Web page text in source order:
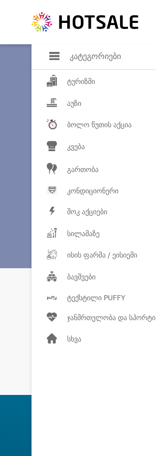
კატეგორიები
ტურიზმი
აუზი
ბოლო წუთის აქცია
კვება
გართობა
კონდიციონერი
შოკ აქციები
სილამაზე
ისის ფარმა / ეისიემი
ბავშვები
ტექსტილი PUFFY
ჯანმრთელობა და სპორტი
სხვა